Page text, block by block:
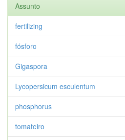
Assunto
fertilizing
fósforo
Gigaspora
Lycopersicum esculentum
phosphorus
tomateiro